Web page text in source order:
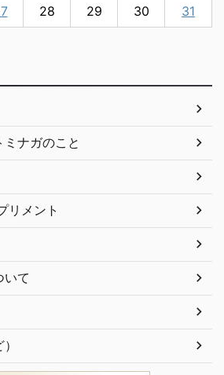
28 29 30
31
ナガのこと
リメント
いて